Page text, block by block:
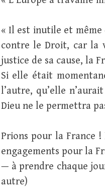
« Il est inutile et même
contre le Droit, car la
justice de sa cause, la
Si elle était
l’autre, qu’elle
Dieu ne le permettra
Prions pour la France !
engagements pour la
— à prendre chaque
autre)